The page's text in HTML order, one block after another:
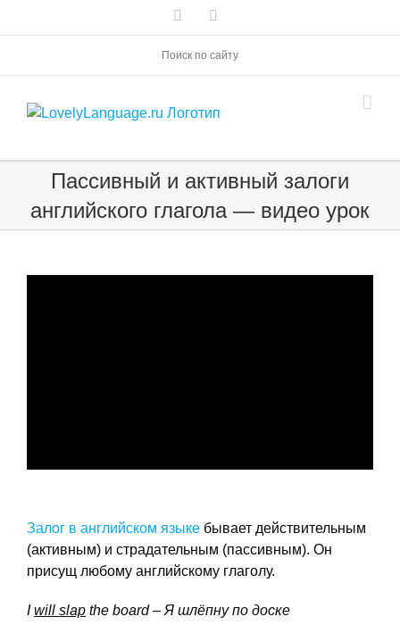
Поиск по сайту
Пассивный и активный залоги
английского глагола — видео урок
Залог в английском языке бывает действительным
(активным) и страдательным (пассивным). Он
присущ любому английскому глаголу.
Iwill slap the board – Я шлёпнупо доске